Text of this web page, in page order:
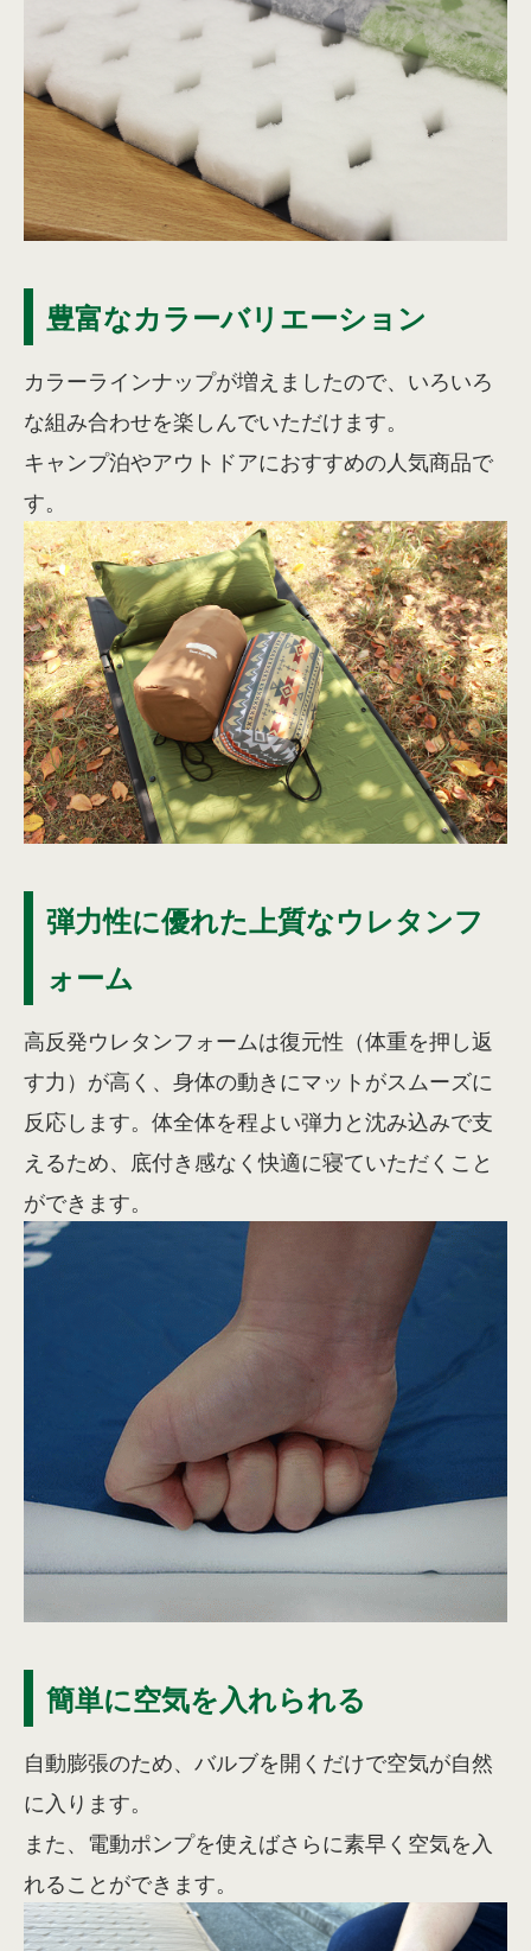
豊富なカラーバリエーション
カラーラインナップが増えましたので、いろいろ
な組み合わせを楽しんでいただけます。
キャンプ泊やアウトドアにおすすめの人気商品で
す。
弾力性に優れた上質なウレタンフ
ォーム
高反発ウレタンフォームは復元性（体重を押し返
す力）が高く、身体の動きにマットがスムーズに
反応します。体全体を程よい弾力と沈み込みで支
えるため、底付き感なく快適に寝ていただくこと
ができます。
簡単に空気を入れられる
自動膨張のため、バルブを開くだけで空気が自然
に入ります。
また、電動ポンプを使えばさらに素早く空気を入
れることができます。